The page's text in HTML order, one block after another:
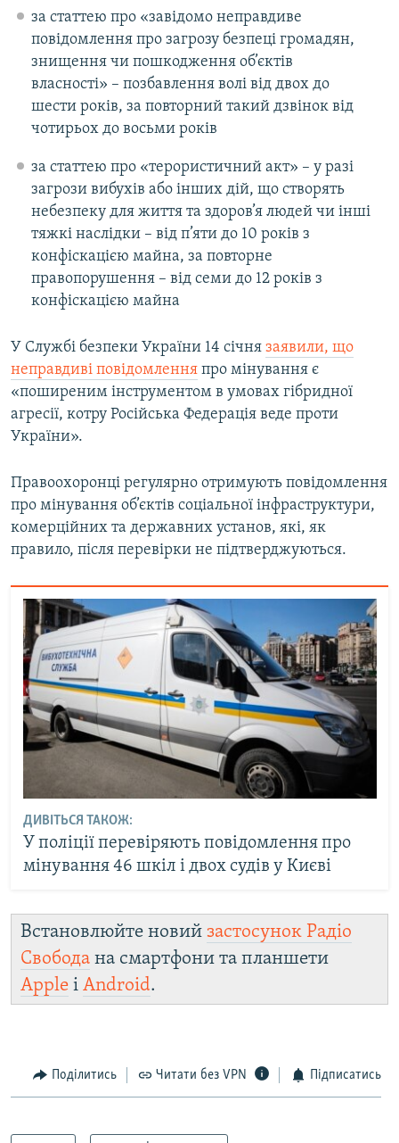
за статтею про «завідомо неправдиве
повідомлення про загрозу безпеці громадян,
знищення чи пошкодження об’єктів
власності» – позбавлення волі від двох до
шести років, за повторний такий дзвінок від
чотирьох до восьми років
за статтею про «терористичний акт» – у разі
загрози вибухів або інших дій, що створять
небезпеку для життя та здоров’я людей чи інші
тяжкі наслідки – від п’яти до 10 років з
конфіскацією майна, за повторне
правопорушення – від семи до 12 років з
конфіскацією майна
У Службі безпеки України 14 січня заявили, що
неправдиві повідомлення про мінування є
«поширеним інструментом в умовах гібридної
агресії, котру Російська Федерація веде проти
України».
Правоохоронці регулярно отримують повідомлення
про мінування об’єктів соціальної інфраструктури,
комерційних та державних установ, які, як
правило, після перевірки не підтверджуються.
ДИВІТЬСЯ ТАКОЖ:
У поліції перевіряють повідомлення про
мінування 46 шкіл і двох судів у Києві
Встановлюйте новий застосунок Радіо
Свобода на смартфони та планшети
Apple і Android.
Поділитись Читати без VPN Підписатись